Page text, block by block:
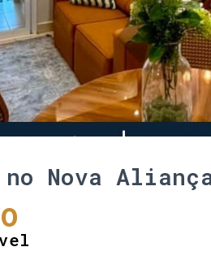
no Nova